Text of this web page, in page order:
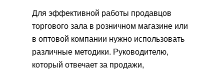
Для эффективной работы продавцов
торгового зала в розничном магазине или
в оптовой компании нужно использовать
различные методики. Руководителю,
который отвечает за продажи,